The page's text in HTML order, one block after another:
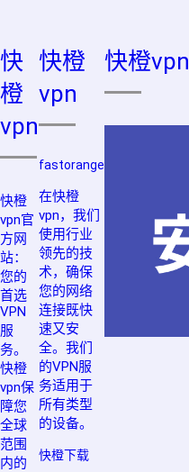
快
橙
vpn
快橙
vpn官
方网
站：
您的
首选
VPN
服
务。
快橙
vpn保
障您
全球
范围
内的
快橙
vpn
fastorange
在快橙
vpn，我们
使用行业
领先的技
术，确保
您的网络
连接既快
速又安
全。我们
的VPN服
务适用于
所有类型
的设备。
快橙下载
快橙vpn